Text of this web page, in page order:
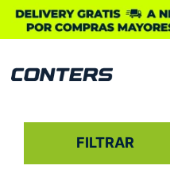
FILTRAR